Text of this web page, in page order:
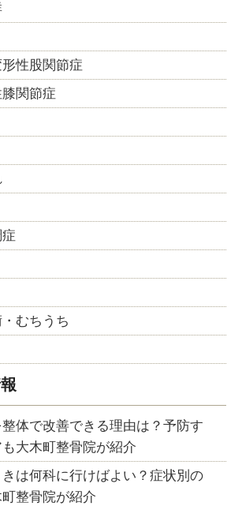
性股関節症
関節症
むちうち
体で改善できる理由は？予防す
大木町整骨院が紹介
は何科に行けばよい？症状別の
整骨院が紹介